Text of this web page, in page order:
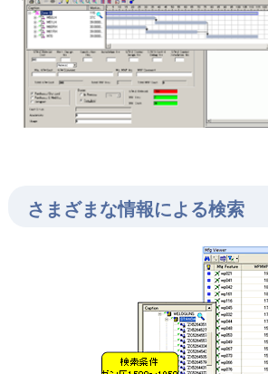
さまざまな情報による検索